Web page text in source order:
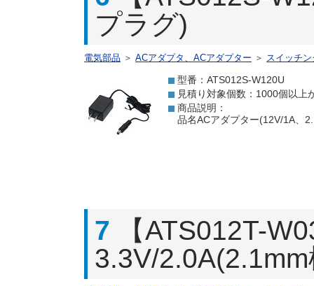
プラグ)
電気部品 ＞ ACアダプタ、ACアダプター ＞ スイッチ
型番：ATS012S-W120U
見積り対象個数：1000個以上
商品説明：
品名ACアダプター(12V/1A、
7
【ATS012T-
3.3V/